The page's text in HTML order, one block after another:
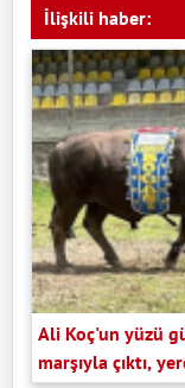
İlişkili haber:
Ali Koç'un yüzü
marşıyla çıktı,